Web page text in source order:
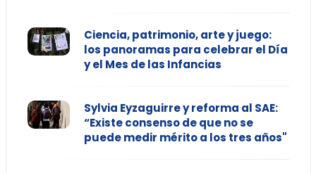
Ciencia, patrimonio, arte y juego:
los panoramas para celebrar el Día
y el Mes de las Infancias
Sylvia Eyzaguirre y reforma al SAE:
“Existe consenso de que no se
puede medir mérito a los tres años"